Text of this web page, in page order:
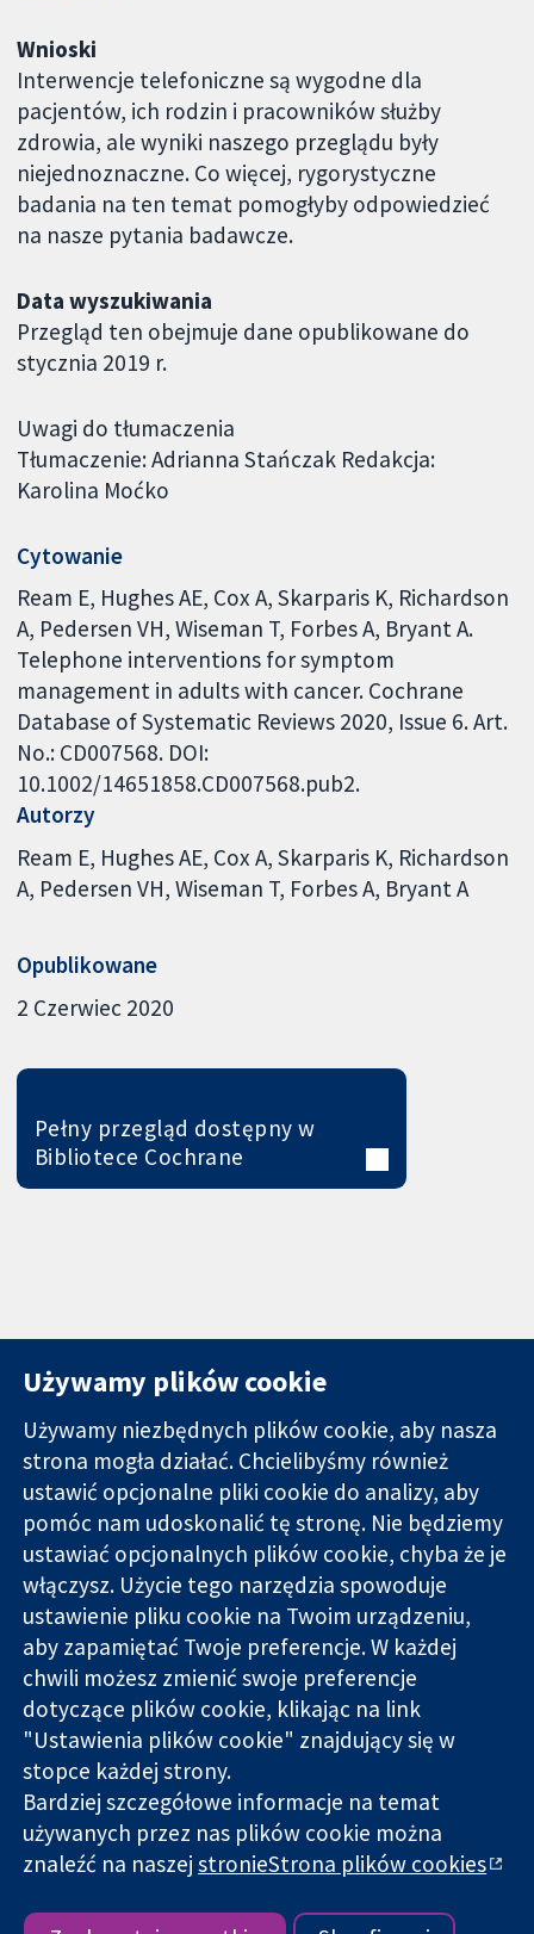
Wnioski
Interwencje telefoniczne są wygodne dla
pacjentów, ich rodzin i pracowników służby
zdrowia, ale wyniki naszego przeglądu były
niejednoznaczne. Co więcej, rygorystyczne
badania na ten temat pomogłyby odpowiedzieć
na nasze pytania badawcze.
Data wyszukiwania
Przegląd ten obejmuje dane opublikowane do
stycznia 2019 r.
Uwagi do tłumaczenia
Tłumaczenie: Adrianna Stańczak Redakcja:
Karolina Moćko
Cytowanie
Ream E, Hughes AE, Cox A, Skarparis K, Richardson
A, Pedersen VH, Wiseman T, Forbes A, Bryant A.
Telephone interventions for symptom
management in adults with cancer. Cochrane
Database of Systematic Reviews 2020, Issue 6. Art.
No.: CD007568. DOI:
10.1002/14651858.CD007568.pub2.
Autorzy
Ream E Hughes AE Cox A Skarparis K Richardson
A Pedersen VH Wiseman T Forbes A Bryant A
Opublikowane
2 Czerwiec 2020
Pełny przegląd dostępny w
Bibliotece Cochrane
Wiarygodne dane
naukowe.
Świadome
decyzje.
Lepsze zdrowie.
11-13 Cavendish
Square
Londyn
W1G 0AN
Wielka Brytania
Kontakt
Nowości
Biuro
prasowe
O nas
Praca
Cochrane
Library
Cochrane Collaboration to organizacja charytatywna (nr
1045921) i spółka z ograniczoną odpowiedzialnością (nr
03044323) zarejestrowana w Anglii i Walii. Numer rejestracyjny
VAT GB 718
Copyright © 2026 The Cochrane Collaboration
Używamy plików cookie
Używamy niezbędnych plików cookie, aby nasza
strona mogła działać. Chcielibyśmy również
ustawić opcjonalne pliki cookie do analizy, aby
pomóc nam udoskonalić tę stronę. Nie będziemy
ustawiać opcjonalnych plików cookie, chyba że je
włączysz. Użycie tego narzędzia spowoduje
ustawienie pliku cookie na Twoim urządzeniu,
aby zapamiętać Twoje preferencje. W każdej
chwili możesz zmienić swoje preferencje
dotyczące plików cookie, klikając na link
"Ustawienia plików cookie" znajdujący się w
stopce każdej strony.
Bardziej szczegółowe informacje na temat
używanych przez nas plików cookie można
znaleźć na naszejstronieStrona plików cookies